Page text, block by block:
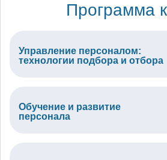
Программа
Управление персоналом:
технологии подбора и отбора
Обучение и развитие
персонала